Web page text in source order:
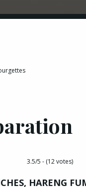
3.5/5 - (12 votes)
HARENG